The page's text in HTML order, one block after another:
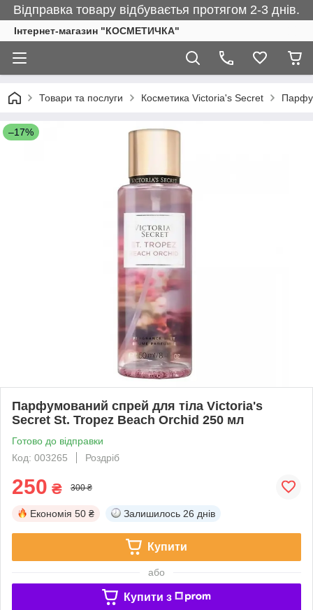
Відправка товару відбуваєтья протягом 2-3 днів.
Інтернет-магазин "КОСМЕТИЧКА"
Товари та послуги Косметика Victoria's Secret
–17%
Парфумований спрей для тіла Victoria's
Secret St. Tropez Beach Orchid 250 мл
Готово до відправки
Код: 003265
Роздріб
250 ₴ 300 ₴
Економія 50 ₴ Залишилось 26 днів
Купити
або
Купити з